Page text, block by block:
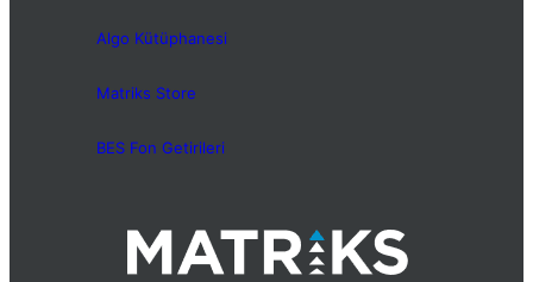
Algo Kütüphanesi
Matriks Store
BES Fon Getirileri